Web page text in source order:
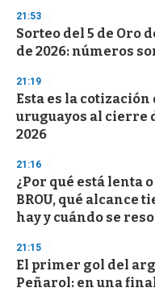
s
e
c
o
d
s
21:53
Sorteo del 5 de Oro
de 2026: números
21:19
Esta es la
uruguayos al cierre
2026
21:16
¿Por qué está lenta
BROU, qué alcance
hay y cuándo se
21:15
El primer gol del
Peñarol: en una